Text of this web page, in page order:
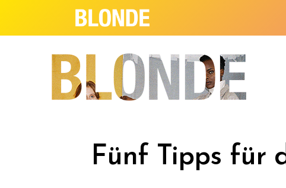
Fünf Tipps für